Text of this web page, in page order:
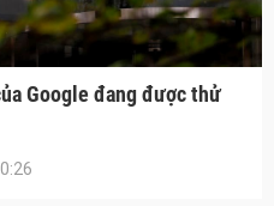
Google đang được thử